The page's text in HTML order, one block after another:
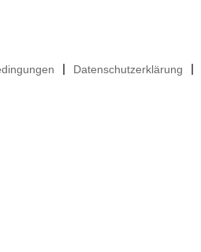
Datenschutzerklärung